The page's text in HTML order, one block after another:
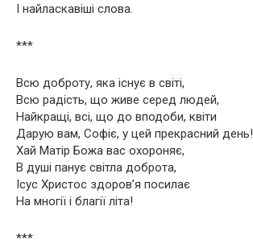
І найласкавіші слова.
***
Всю доброту, яка існує в світі,
Всю радість, що живе серед людей,
Найкращі, всі, що до вподоби, квіти
Дарую вам, Софіє, у цей прекрасний день!
Хай Матір Божа вас охороняє,
В душі панує світла доброта,
Ісус Христос здоров’я посилає
На многії і благії літа!
***